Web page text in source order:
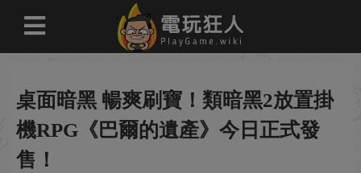
桌面暗黑 暢爽刷寶！類暗黑2放置掛
機RPG《巴爾的遺產》今日正式發
售！